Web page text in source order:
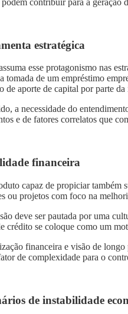
contribuir para a geração
estratégica
esse protagonismo nas
tomada de um empréstimo
de aporte de capital por parte
a necessidade do
e de fatores correlatos que
financeira
capaz de propiciar também
ou projetos com foco na
deve ser pautada por uma
crédito se coloque como um
financeira e visão de
de complexidade para o
de instabilidade